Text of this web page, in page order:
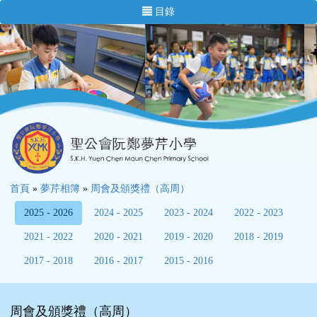
目錄
首頁 » 夢芹相簿 » 周會及頒獎禮（高周）
2025 - 2026 2024 - 2025 2023 - 2024 2022 - 2023
2021 - 2022 2020 - 2021 2019 - 2020 2018 - 2019
2017 - 2018 2016 - 2017 2015 - 2016
周會及頒獎禮（高周）